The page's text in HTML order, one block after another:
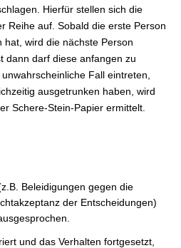
Hierfür stellen sich die
Reihe auf. Sobald die erste Person
hat, wird die nächste Person
dann darf diese anfangen zu
Fall eintreten,
ausgetrunken haben, wird
Schere-Stein-Papier ermittelt.
Beleidigungen gegen die
der Entscheidungen)
und das Verhalten fortgesetzt,